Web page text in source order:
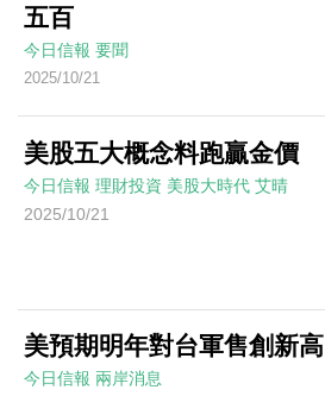
五百
今日信報 要聞
2025/10/21
美股五大概念料跑贏金價
今日信報 理財投資 美股大時代 艾晴
2025/10/21
美預期明年對台軍售創新高
今日信報 兩岸消息